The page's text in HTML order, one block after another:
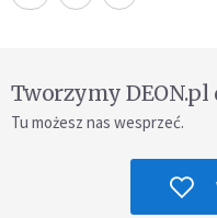
Tworzymy DEON.pl
Tu możesz nas wesprzeć.